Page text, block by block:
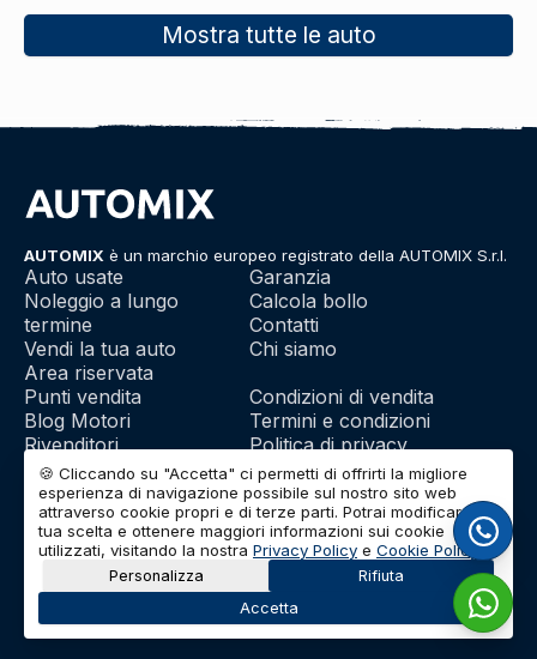
Mostra tutte le auto
AUTOMIX è un marchio europeo registrato della AUTOMIX S.r.l.
Auto usate
Noleggio a lungo
termine
Vendi la tua auto
Area riservata
Garanzia
Calcola bollo
Contatti
Chi siamo
Punti vendita
Blog Motori
Rivenditori
Franchising
Condizioni di vendita
Termini e condizioni
Politica di privacy
Utilizzo dei cookie
© 2026 | AUTOMIX S.r.l. | Partita IVA: IT01732290703 | Capitale
Sociale: Euro 10.000 i.v.
🍪 Cliccando su "Accetta" ci permetti di offrirti la migliore
esperienza di navigazione possibile sul nostro sito web
attraverso cookie propri e di terze parti. Potrai modificare la
tua scelta e ottenere maggiori informazioni sui cookie
utilizzati, visitando la nostra Privacy Policy e Cookie Policy.
Personalizza
Rifiuta
Accetta